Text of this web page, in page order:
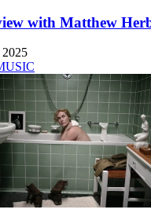
with Matthew
2025